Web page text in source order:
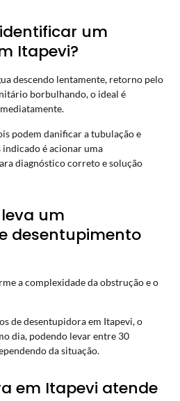
um
Itapevi?
descendo lentamente, retorno pelo
borbulhando, o ideal é
podem danificar a tubulação e
é acionar uma
diagnóstico correto e solução
um
desentupimento
a complexidade da obstrução e o
de desentupidora em Itapevi, o
dia, podendo levar entre 30
da situação.
em Itapevi atende